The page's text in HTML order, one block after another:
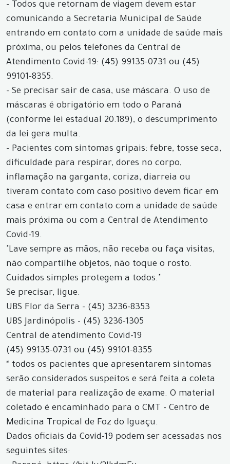
- Todos que retornam de viagem devem estar
comunicando a Secretaria Municipal de Saúde
entrando em contato com a unidade de saúde mais
próxima, ou pelos telefones da Central de
Atendimento Covid-19: (45) 99135-0731 ou (45)
99101-8355.
- Se precisar sair de casa, use máscara. O uso de
máscaras é obrigatório em todo o Paraná
(conforme lei estadual 20.189), o descumprimento
da lei gera multa.
- Pacientes com sintomas gripais: febre, tosse seca,
dificuldade para respirar, dores no corpo,
inflamação na garganta, coriza, diarreia ou
tiveram contato com caso positivo devem ficar em
casa e entrar em contato com a unidade de saúde
mais próxima ou com a Central de Atendimento
Covid-19.
"Lave sempre as mãos, não receba ou faça visitas,
não compartilhe objetos, não toque o rosto.
Cuidados simples protegem a todos."
Se precisar, ligue.
UBS Flor da Serra - (45) 3236-8353
UBS Jardinópolis - (45) 3236-1305
Central de atendimento Covid-19
(45) 99135-0731 ou (45) 99101-8355
* todos os pacientes que apresentarem sintomas
serão considerados suspeitos e será feita a coleta
de material para realização de exame. O material
coletado é encaminhado para o CMT - Centro de
Medicina Tropical de Foz do Iguaçu.
Dados oficiais da Covid-19 podem ser acessadas nos
seguintes sites: